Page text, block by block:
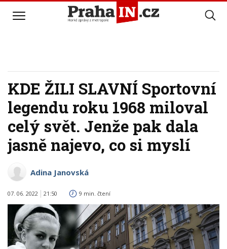
KDE ŽILI SLAVNÍ Sportovní
legendu roku 1968 miloval
celý svět. Jenže pak dala
jasně najevo, co si myslí
Adina Janovská
07. 06. 2022 21:50 9 min. čtení